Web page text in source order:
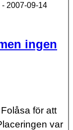
2007-09-14
ingen
för att
var